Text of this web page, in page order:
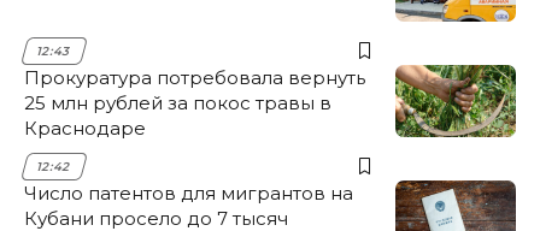
12:43
Прокуратура потребовала вернуть
25 млн рублей за покос травы в
Краснодаре
12:42
Число патентов для мигрантов на
Кубани просело до 7 тысяч